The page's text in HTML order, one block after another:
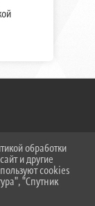
ДАННЫХ
обработки
и другие
cookies
"Спутник